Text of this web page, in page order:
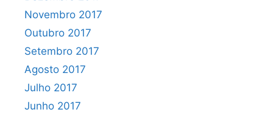
Novembro 2017
Outubro 2017
Setembro 2017
Agosto 2017
Julho 2017
Junho 2017